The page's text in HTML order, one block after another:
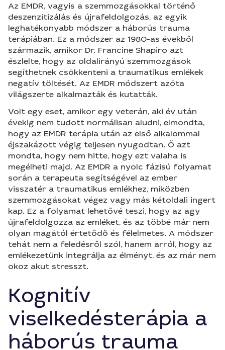
Az EMDR, vagyis a szemmozgásokkal történő
deszenzitizálás és újrafeldolgozás, az egyik
leghatékonyabb módszer a háborús trauma
terápiában. Ez a módszer az 1980-as évekből
származik, amikor Dr. Francine Shapiro azt
észlelte, hogy az oldalirányú szemmozgások
segíthetnek csökkenteni a traumatikus emlékek
negatív töltését. Az EMDR módszert azóta
világszerte alkalmazták és kutatták.
Volt egy eset, amikor egy veterán, aki év után
évekig nem tudott normálisan aludni, elmondta,
hogy az EMDR terápia után az első alkalommal
éjszakázott végig teljesen nyugodtan. Ő azt
mondta, hogy nem hitte, hogy ezt valaha is
megélheti majd. Az EMDR a nyolc fázisú folyamat
során a terapeuta segítségével az ember
visszatér a traumatikus emlékhez, miközben
szemmozgásokat végez vagy más kétoldali ingert
kap. Ez a folyamat lehetővé teszi, hogy az agy
újrafeldolgozza az emléket, és az többé már nem
olyan magától értetődõ és félelmetes. A módszer
tehát nem a feledésről szól, hanem arról, hogy az
emlékezetünk integrálja az élményt, és az már nem
okoz akut stresszt.
Kognitív
viselkedésterápia a
háborús trauma